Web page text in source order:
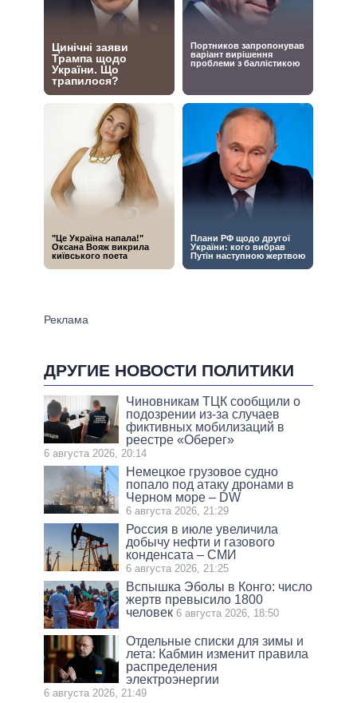
ДРУГИЕ НОВОСТИ ПОЛИТИКИ
Чиновникам ТЦК сообщили о
подозрении из-за случаев
фиктивных мобилизаций в
реестре «Оберег»
6 августа 2026, 20:14
Немецкое грузовое судно
попало под атаку дронами в
Черном море – DW
6 августа 2026, 21:29
Россия в июле увеличила
добычу нефти и газового
конденсата – СМИ
6 августа 2026, 21:25
Вспышка Эболы в Конго: число
жертв превысило 1800
человек 6 августа 2026, 18:50
Отдельные списки для зимы и
лета: Кабмин изменит правила
распределения
электроэнергии
6 августа 2026, 21:49